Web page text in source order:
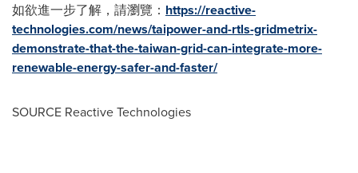
如欲進一步了解，請瀏覽： https://reactive-
technologies.com/news/taipower-and-rtls-gridmetrix-
demonstrate-that-the-taiwan-grid-can-integrate-more-
renewable-energy-safer-and-faster/
SOURCE Reactive Technologies